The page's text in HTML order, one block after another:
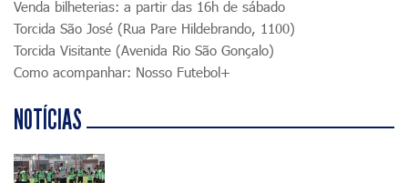
Venda bilheterias: a partir das 16h de sábado
Torcida São José (Rua Pare Hildebrando, 1100)
Torcida Visitante (Avenida Rio São Gonçalo)
Como acompanhar: Nosso Futebol+
NOTÍCIAS